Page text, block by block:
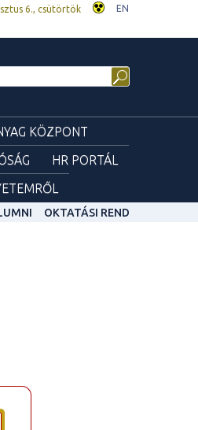
6., csütörtök EN
KÖZPONT
HR PORTÁL
OKTATÁSI REND